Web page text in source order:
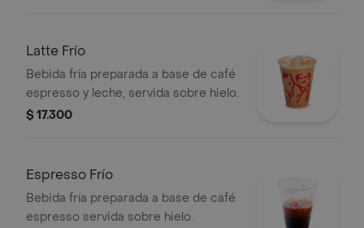
Latte Frío
Bebida fría preparada a base de café
espresso y leche, servida sobre hielo.
$ 17.300
Espresso Frío
Bebida fría preparada a base de café
espresso servida sobre hielo.